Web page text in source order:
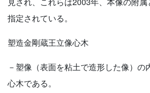
指定されている。
塑造金剛蔵王立像心木
－塑像（表面を粘土で造形した像）の
心木である。